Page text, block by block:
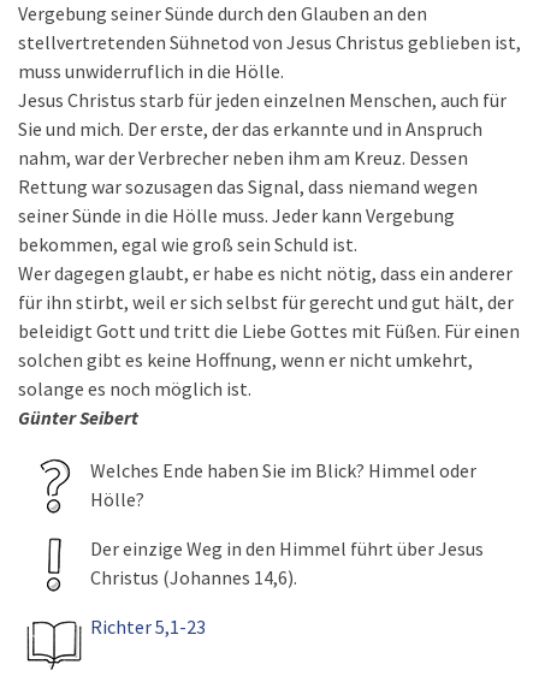
Vergebung seiner Sünde durch den Glauben an den
stellvertretenden Sühnetod von Jesus Christus geblieben ist,
muss unwiderruflich in die Hölle.
Jesus Christus starb für jeden einzelnen Menschen, auch für
Sie und mich. Der erste, der das erkannte und in Anspruch
nahm, war der Verbrecher neben ihm am Kreuz. Dessen
Rettung war sozusagen das Signal, dass niemand wegen
seiner Sünde in die Hölle muss. Jeder kann Vergebung
bekommen, egal wie groß sein Schuld ist.
Wer dagegen glaubt, er habe es nicht nötig, dass ein anderer
für ihn stirbt, weil er sich selbst für gerecht und gut hält, der
beleidigt Gott und tritt die Liebe Gottes mit Füßen. Für einen
solchen gibt es keine Hoffnung, wenn er nicht umkehrt,
solange es noch möglich ist.
Günter Seibert
Welches Ende haben Sie im Blick? Himmel oder
Hölle?
Der einzige Weg in den Himmel führt über Jesus
Christus (Johannes 14,6).
Richter 5,1-23